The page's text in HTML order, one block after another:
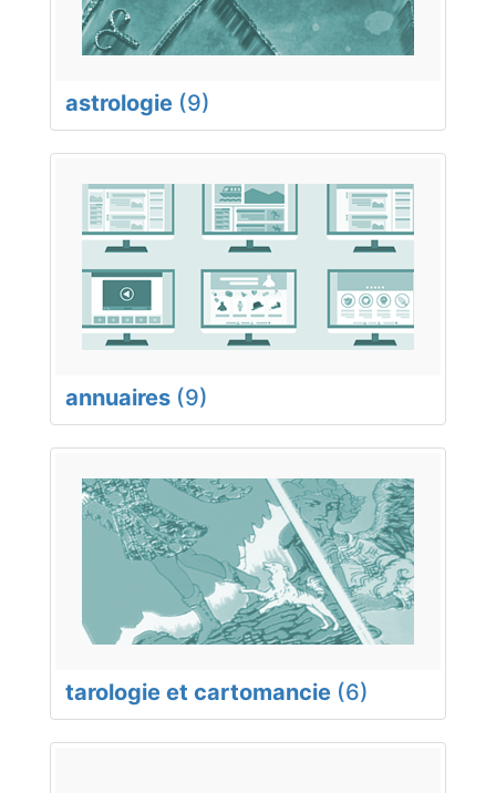
astrologie (9)
annuaires (9)
tarologie et cartomancie (6)